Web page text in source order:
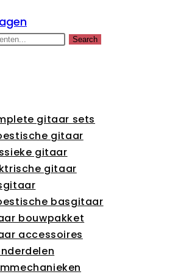
Search
gitaar sets
gitaar
gitaar
gitaar
basgitaar
bouwpakket
accessoires